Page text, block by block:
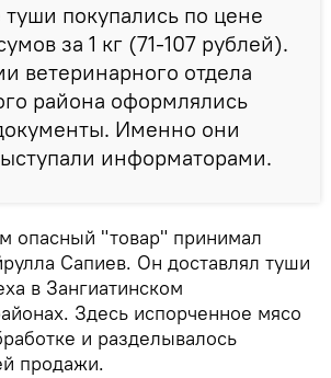
покупались по цене
за 1 кг (71-107 рублей).
ветеринарного отдела
района оформлялись
Именно они
информаторами.
опасный "товар" принимал
Сапиев. Он доставлял туши
в Зангиатинском
Здесь испорченное мясо
и разделывалось
продажи.